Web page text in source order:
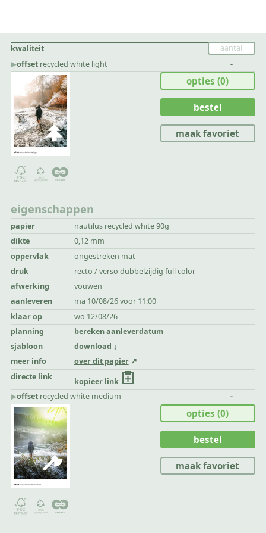
kwaliteit
▶︎offset recycled white light -
eigenschappen
papier
nautilus recycled white 90g
dikte
0,12 mm
oppervlak
ongestreken mat
druk
recto / verso dubbelzijdig full color
afwerking
vouwen
aanleveren
ma 10/08/26 voor 11:00
klaar op
wo 12/08/26
planning
bereken aanleverdatum
sjabloon
download
meer info
over dit papier
directe link
kopieer link
opties(0)
bestel
maak favoriet
▶︎offset recycled white medium -
opties(0)
bestel
maak favoriet